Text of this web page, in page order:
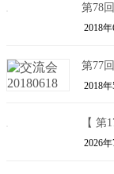
第78
2018
第77
2018
【 第
2026年